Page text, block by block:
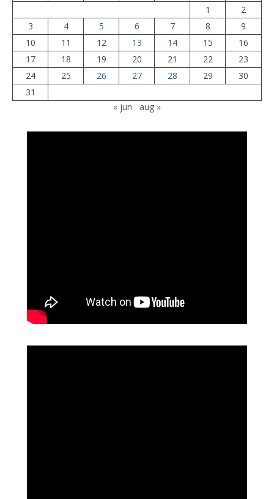
1
2
3
4 5 6 7 8
9
10
11 12 13 14 15
16
17
18 19 20 21 22
23
24
25 26 27 28 29
30
31
« jun
aug »